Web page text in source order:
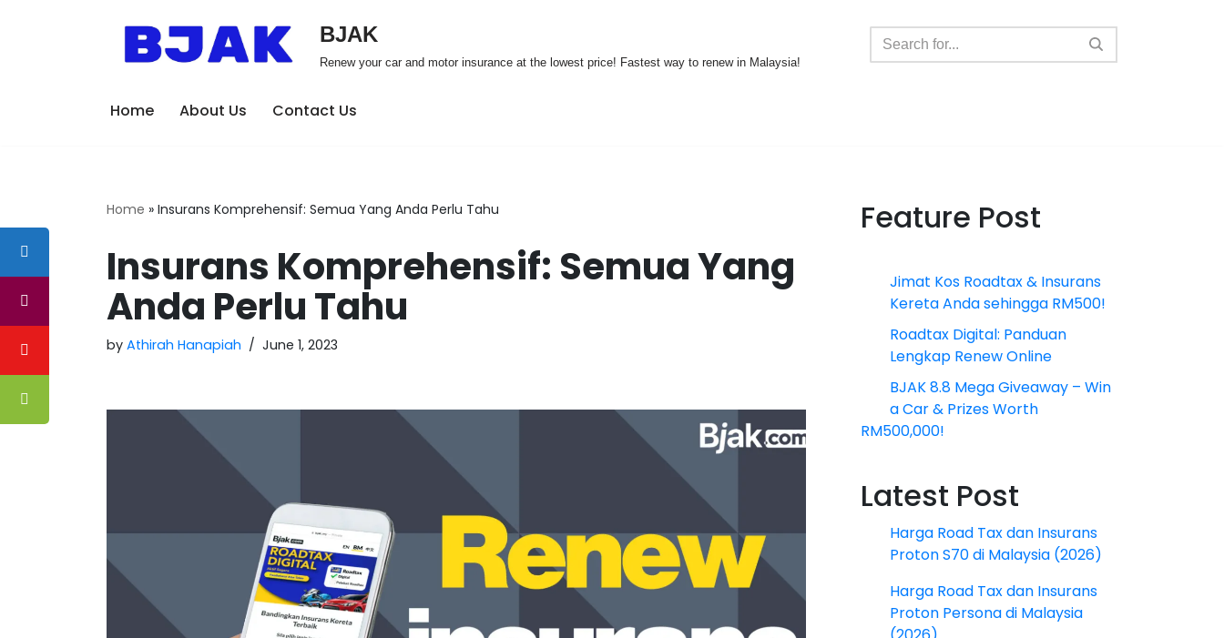
BJAK
Renew your car and motor insurance at the lowest price! Fastest way to renew in Malaysia!
Home About Us Contact Us
Home » Insurans Komprehensif: Semua Yang Anda Perlu Tahu
Insurans Komprehensif: Semua Yang
Anda Perlu Tahu
by Athirah Hanapiah June 1, 2023
Feature Post
Jimat Kos Roadtax & Insurans
Kereta Anda sehingga RM500!
Roadtax Digital: Panduan
Lengkap Renew Online
BJAK 8.8 Mega Giveaway – Win
a Car & Prizes Worth
RM500,000!
Latest Post
Harga Road Tax dan Insurans
Proton S70 di Malaysia (2026)
Harga Road Tax dan Insurans
Proton Persona di Malaysia